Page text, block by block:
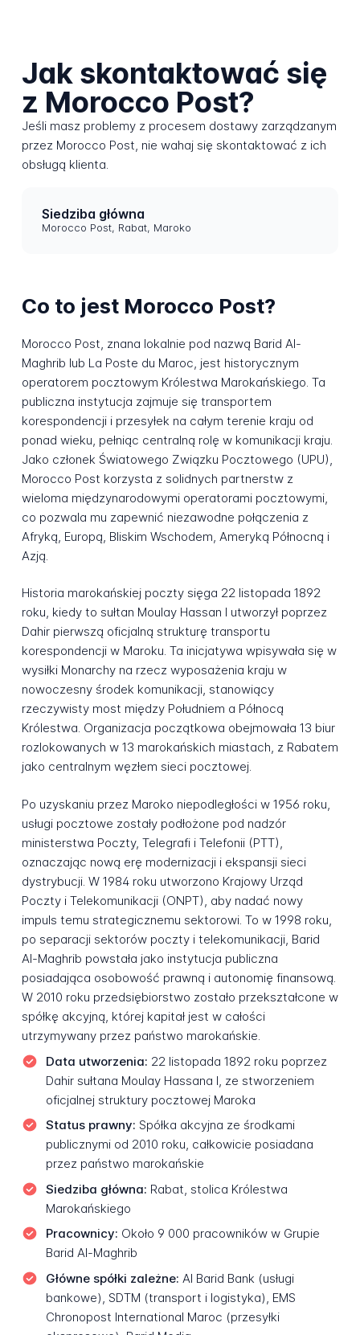
Jak skontaktować się
z Morocco Post?
Jeśli masz problemy z procesem dostawy zarządzanym
przez Morocco Post, nie wahaj się skontaktować z ich
obsługą klienta.
Siedziba główna
Morocco Post, Rabat, Maroko
Co to jest Morocco Post?
Morocco Post, znana lokalnie pod nazwą Barid Al-
Maghrib lub La Poste du Maroc, jest historycznym
operatorem pocztowym Królestwa Marokańskiego. Ta
publiczna instytucja zajmuje się transportem
korespondencji i przesyłek na całym terenie kraju od
ponad wieku, pełniąc centralną rolę w komunikacji kraju.
Jako członek Światowego Związku Pocztowego (UPU),
Morocco Post korzysta z solidnych partnerstw z
wieloma międzynarodowymi operatorami pocztowymi,
co pozwala mu zapewnić niezawodne połączenia z
Afryką, Europą, Bliskim Wschodem, Ameryką Północną i
Azją.
Historia marokańskiej poczty sięga 22 listopada 1892
roku, kiedy to sułtan Moulay Hassan I utworzył poprzez
Dahir pierwszą oficjalną strukturę transportu
korespondencji w Maroku. Ta inicjatywa wpisywała się w
wysiłki Monarchy na rzecz wyposażenia kraju w
nowoczesny środek komunikacji, stanowiący
rzeczywisty most między Południem a Północą
Królestwa. Organizacja początkowa obejmowała 13 biur
rozlokowanych w 13 marokańskich miastach, z Rabatem
jako centralnym węzłem sieci pocztowej.
Po uzyskaniu przez Maroko niepodległości w 1956 roku,
usługi pocztowe zostały podłożone pod nadzór
ministerstwa Poczty, Telegrafi i Telefonii (PTT),
oznaczając nową erę modernizacji i ekspansji sieci
dystrybucji. W 1984 roku utworzono Krajowy Urząd
Poczty i Telekomunikacji (ONPT), aby nadać nowy
impuls temu strategicznemu sektorowi. To w 1998 roku,
po separacji sektorów poczty i telekomunikacji, Barid
Al-Maghrib powstała jako instytucja publiczna
posiadająca osobowość prawną i autonomię finansową.
W 2010 roku przedsiębiorstwo zostało przekształcone w
spółkę akcyjną, której kapitał jest w całości
utrzymywany przez państwo marokańskie.
Data utworzenia: 22 listopada 1892 roku poprzez
Dahir sułtana Moulay Hassana I, ze stworzeniem
oficjalnej struktury pocztowej Maroka
Status prawny: Spółka akcyjna ze środkami
publicznymi od 2010 roku, całkowicie posiadana
przez państwo marokańskie
Siedziba główna: Rabat, stolica Królestwa
Marokańskiego
Pracownicy: Około 9 000 pracowników w Grupie
Barid Al-Maghrib
Główne spółki zależne: Al Barid Bank (usługi
bankowe), SDTM (transport i logistyka), EMS
Chronopost International Maroc (przesyłki